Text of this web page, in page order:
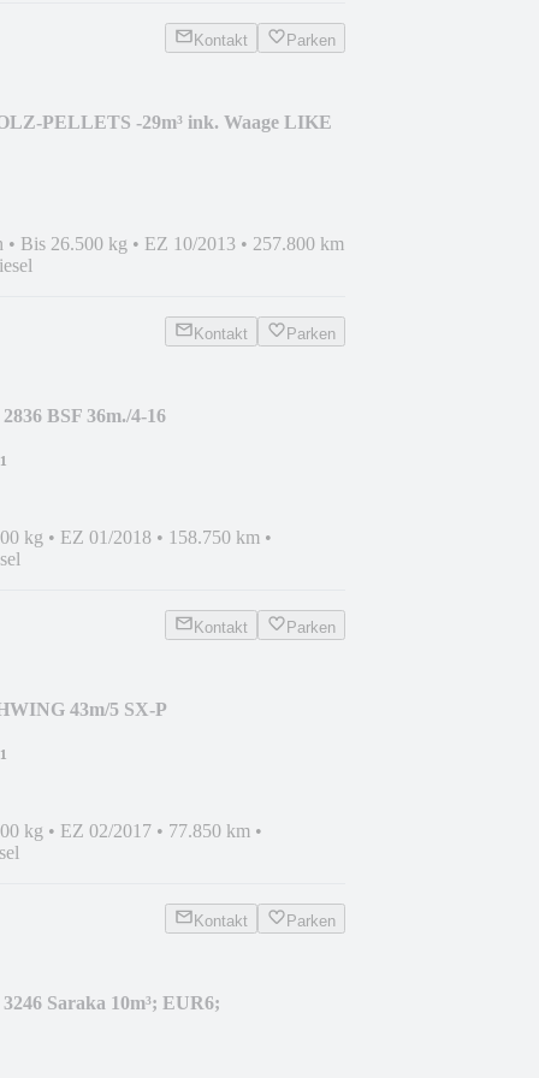
Kontakt Parken
PELLETS -29m³ ink. Waage LIKE
• Bis 26.500 kg • EZ 10/2013 • 257.800 km
Kontakt Parken
BSF 36m./4-16
¹
kg • EZ 01/2018 • 158.750 km •
Kontakt Parken
43m/5 SX-P
¹
kg • EZ 02/2017 • 77.850 km •
Kontakt Parken
Saraka 10m³; EUR6;